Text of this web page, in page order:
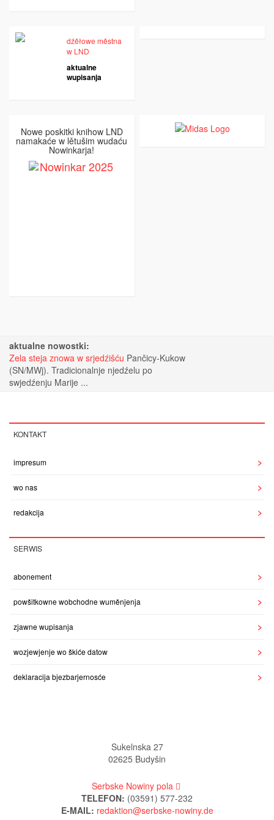
dźěłowe městna
w LND
aktualne
wupisanja
Nowe poskitki knihow LND
namakaće w lětušim wudaću
Nowinkarja!
aktualne nowostki:
Zela steja znowa w srjedźišću Pančicy-Kukow
(SN/MWj). Tradicionalnje njedźelu po
swjedźenju Marije ...
KONTAKT
impresum
wo nas
redakcija
SERWIS
abonement
powšitkowne wobchodne wuměnjenja
zjawne wupisanja
wozjewjenje wo škiće datow
deklaracija bjezbarjernosće
Sukelnska 27
02625 Budyšin
Serbske Nowiny pola
TELEFON: (03591) 577-232
E-MAIL: